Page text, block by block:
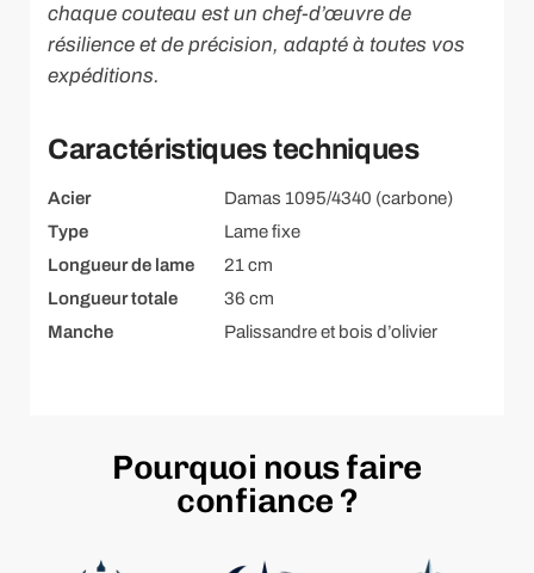
chaque couteau est un chef-d’œuvre de
résilience et de précision, adapté à toutes vos
expéditions.
Caractéristiques techniques
Acier
Damas 1095/4340 (carbone)
Type
Lame fixe
Longueur de lame
21 cm
Longueur totale
36 cm
Manche
Palissandre et bois d’olivier
Pourquoi nous faire
confiance ?